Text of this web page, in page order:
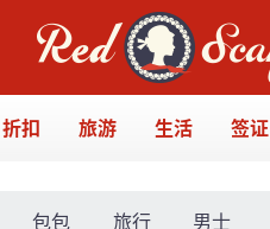
折扣 旅游 生活 签证
包包 旅行 男士